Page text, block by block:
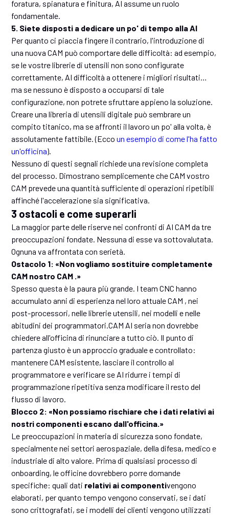
foratura, spianatura e finitura, AI assume un ruolo
fondamentale.
5. Siete disposti a dedicare un po' di tempo alla AI
Per quanto ci piaccia fingere il contrario, l'introduzione di
una nuova CAM può comportare delle difficoltà: ad esempio,
se le vostre librerie di utensili non sono configurate
correttamente, AI difficoltà a ottenere i migliori risultati…
ma se nessuno è disposto a occuparsi di tale
configurazione, non potrete sfruttare appieno la soluzione.
Creare una libreria di utensili digitale può sembrare un
compito titanico, ma se affronti il lavoro un po' alla volta, è
assolutamente fattibile. (Eccoun esempio di come l'ha fatto
un'officina).
Nessuno di questi segnali richiede una revisione completa
del processo. Dimostrano semplicemente che CAM vostro
CAM prevede una quantità sufficiente di operazioni ripetibili
affinché l'accelerazione sia significativa.
3 ostacoli e come superarli
La maggior parte delle riserve nei confronti di AI CAM da tre
preoccupazioni fondate. Nessuna di esse va sottovalutata.
Ognuna va affrontata con serietà.
Ostacolo 1: «Non vogliamo sostituire completamente
CAM nostro CAM .»
Spesso questa è la paura più grande. I team CNC hanno
accumulato anni di esperienza nel loro attuale CAM , nei
post-processori, nelle librerie utensili, nei modelli e nelle
abitudini dei programmatori.CAM AI seria non dovrebbe
chiedere all'officina di rinunciare a tutto ciò. Il punto di
partenza giusto è un approccio graduale e controllato:
mantenere CAM esistente, lasciare il controllo al
programmatore e verificare se AI ridurre i tempi di
programmazione ripetitiva senza modificare il resto del
flusso di lavoro.
Blocco 2: «Non possiamo rischiare che i dati relativi ai
nostri componenti escano dall'officina.»
Le preoccupazioni in materia di sicurezza sono fondate,
specialmente nei settori aerospaziale, della difesa, medico e
industriale di alto valore. Prima di qualsiasi processo di
onboarding, le officine dovrebbero porre domande
specifiche: quali dati relativi ai componentivengono
elaborati, per quanto tempo vengono conservati, se i dati
sono crittografati, se i modelli dei clienti vengono utilizzati